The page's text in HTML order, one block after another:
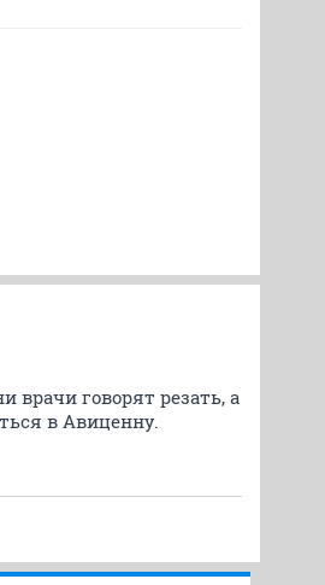
врачи говорят резать, а
в Авиценну.